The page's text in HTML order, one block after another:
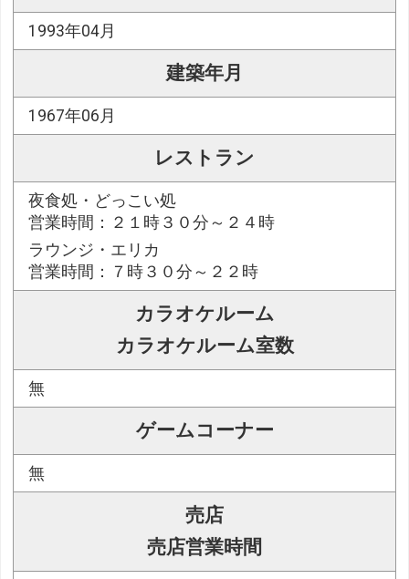
1993年04月
建築年月
1967年06月
レストラン
夜食処・どっこい処
営業時間：２１時３０分～２４時
ラウンジ・エリカ
営業時間：７時３０分～２２時
カラオケルーム
カラオケルーム室数
無
ゲームコーナー
無
売店
売店営業時間